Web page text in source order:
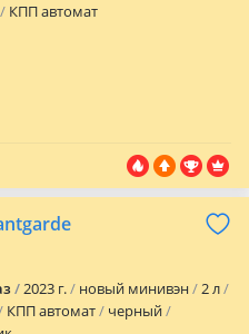
КПП автомат
2023 г. новый минивэн
2 л
КПП автомат
черный